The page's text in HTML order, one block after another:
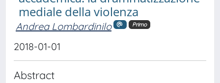
mediale della violenza
Andrea Lombardinilo Primo
2018-01-01
Abstract